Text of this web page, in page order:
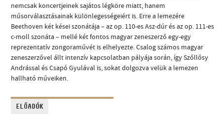
nemcsak koncertjeinek sajátos légköre miatt, hanem
műsorválasztásainak különlegességeiért is. Erre a lemezére
Beethoven két kései szonátája – az op. 110-es Asz-dúr és az op. 111-es
c-moll szonáta – mellé két fontos magyar zeneszerző egy-egy
reprezentatív zongoraművét is elhelyezte. Csalog számos magyar
zeneszerzővel állt intenzív kapcsolatban pályája során, így Szőllősy
Andrással és Csapó Gyulával is, sokat dolgozva velük a lemezen
hallható műveiken.
ELŐADÓK